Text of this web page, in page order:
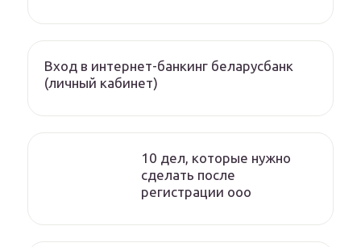
Вход в интернет-банкинг беларусбанк
(личный кабинет)
10 дел, которые нужно
сделать после
регистрации ооо